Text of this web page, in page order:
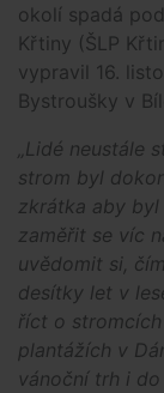
okolí spadá
Křtiny (ŠLP
vypravil 16.
Bystroušky v
„Lidé neustále
strom byl
zkrátka aby byl
zaměřit se víc
uvědomit si,
desítky let v
říct o
plantážích v
vánoční trh i